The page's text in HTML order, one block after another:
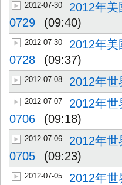
2012-07-30
2012年
0729
(09:40)
2012-07-30
2012年
0728
(09:37)
2012-07-08 2012年
2012-07-07
2012年
0706
(09:18)
2012-07-06
2012年
0705
(09:23)
2012-07-05
2012年